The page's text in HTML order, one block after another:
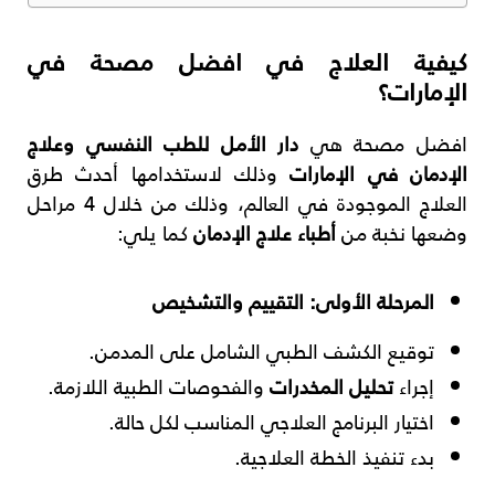
كيفية العلاج في افضل مصحة في
الإمارات؟
افضل مصحة هي دار الأمل للطب النفسي وعلاج
الإدمان في الإماراتوذلك لاستخدامها أحدث طرق
العلاج الموجودة في العالم، وذلك من خلال 4 مراحل
وضعها نخبة منأطباء علاج الإدمانكما يلي:
المرحلة الأولى: التقييم والتشخيص
توقيع الكشف الطبي الشامل على المدمن.
إجراءتحليل المخدراتوالفحوصات الطبية اللازمة.
اختيار البرنامج العلاجي المناسب لكل حالة.
بدء تنفيذ الخطة العلاجية.